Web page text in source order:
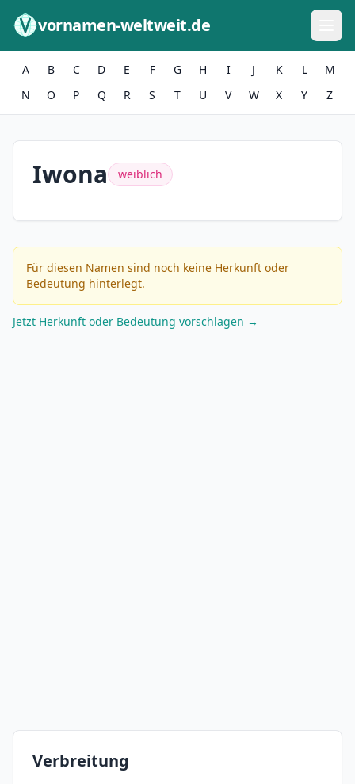
vornamen-weltweit.de
A B C D E F G H I J K L
M
N
O P Q R S T U V W X Y Z
Iwona weiblich
Für diesen Namen sind noch keine Herkunft oder
Bedeutung hinterlegt.
Jetzt Herkunft oder Bedeutung vorschlagen →
Verbreitung